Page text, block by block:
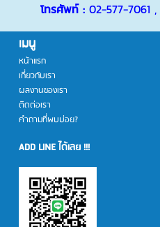
โทรศัพท์ : 02-577-7061 ,
เมนู
หน้าแรก
เกี่ยวกับเรา
ผลงานของเรา
ติดต่อเรา
คำถามที่พบบ่อย?
ADD LINE ได้เลย !!!